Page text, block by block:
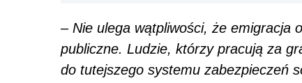
– Nie ulega wątpliwości, że emigracja
publiczne. Ludzie, którzy pracują za
do tutejszego systemu zabezpieczeń